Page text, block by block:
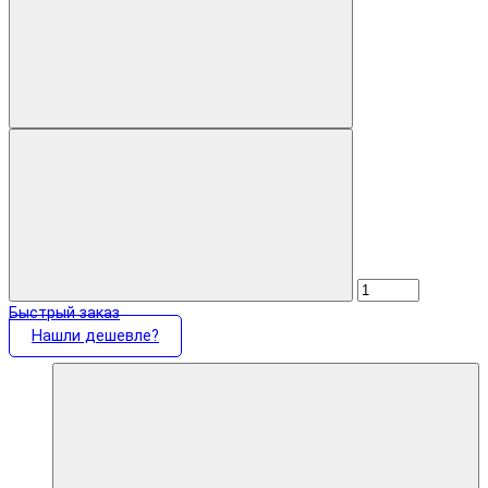
Быстрый заказ
Нашли дешевле?